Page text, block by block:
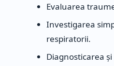
Evaluarea
Investigarea
respiratorii.
Diagnosticarea